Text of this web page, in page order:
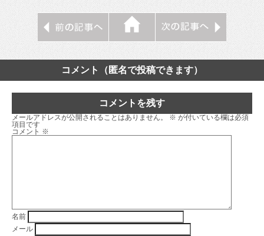
コメント（匿名で投稿できます）
コメントを残す
メールアドレスが公開されることはありません。 ※ が付いている欄は必須
項目です
コメント ※
名前
メール